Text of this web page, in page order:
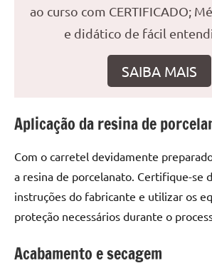
ambiente
peças
únicas.
Nosso
conteúdo
focado
em
ao curso com CERTIFICADO;
e didático de fácil
SAIBA MAIS
Aplicação da resina de
Com o carretel devidamente
a resina de porcelanato. Certifique-se
instruções do fabricante e utilizar os
proteção necessários durante o
Acabamento e secagem